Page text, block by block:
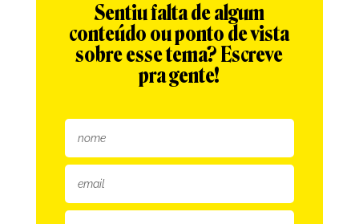
Sentiu falta de algum
conteúdo ou ponto de vista
sobre esse tema? Escreve
pra gente!